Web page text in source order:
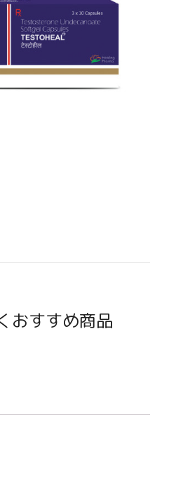
おすすめ商品